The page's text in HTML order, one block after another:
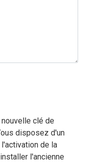
nouvelle clé de
disposez d'un
de la
l'ancienne